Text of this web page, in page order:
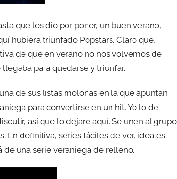
que les dio por poner, un buen verano,
hubiera triunfado Popstars. Claro que,
de que en verano no nos volvemos de
para quedarse y triunfar.
de sus listas molonas en la que apuntan
para convertirse en un hit. Yo lo de
así que lo dejaré aquí. Se unen al grupo
En definitiva, series fáciles de ver, ideales
una serie veraniega de relleno.